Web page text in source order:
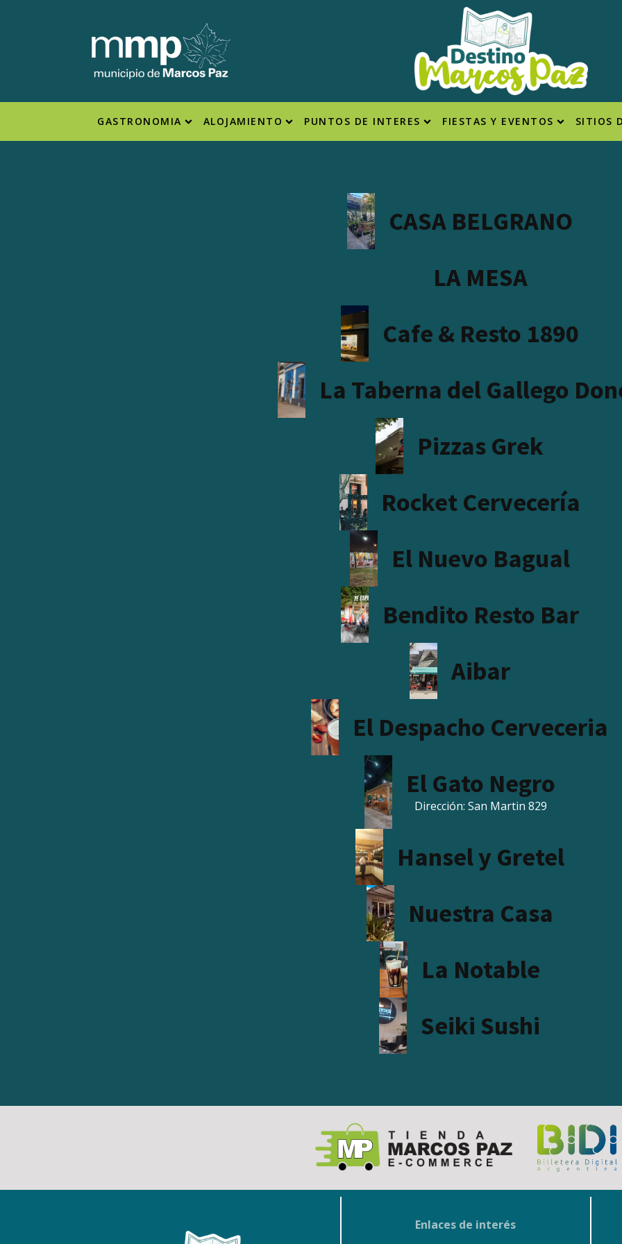
GASTRONOMIA ALOJAMIENTO PUNTOS DE INTERES FIESTAS Y EVENTOS SITIOS
CASA BELGRANO
LA MESA
Cafe & Resto 1890
La Taberna del Gallego
Pizzas Grek
Rocket Cervecería
El Nuevo Bagual
Bendito Resto Bar
Aibar
El Despacho Cerveceria
El Gato Negro
Dirección: San Martin 829
Hansel y Gretel
Nuestra Casa
La Notable
Seiki Sushi
Enlaces de interés